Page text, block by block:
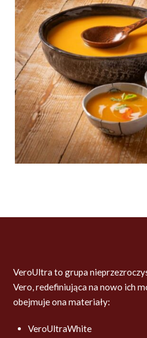
VeroUltra to grupa
Vero, redefiniująca na nowo ich
obejmuje ona materiały:
VeroUltraWhite